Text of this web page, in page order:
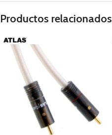
Productos relacionados